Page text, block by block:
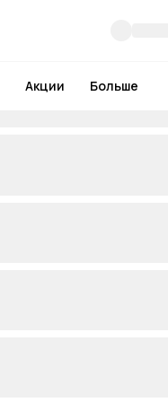
Акции Больше